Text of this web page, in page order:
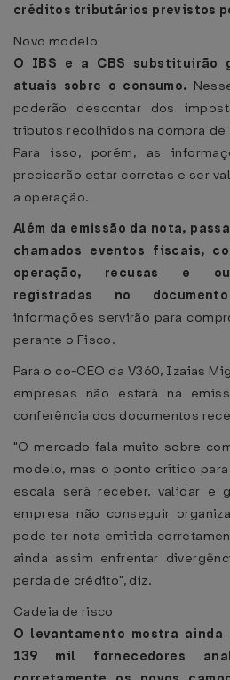
créditos tributários previstos
Novo modelo
O IBS e a CBS substituirão
atuais sobre o consumo.
poderão descontar dos
tributos recolhidos na compra
Para isso, porém, as
precisarão estar corretas e ser
a operação.
Além da emissão da nota,
chamados eventos fiscais,
operação, recusas e
registradas no
informações servirão para
perante o Fisco.
Para o co-CEO da V360, Izaias
empresas não estará na
conferência dos documentos
"O mercado fala muito sobre
modelo, mas o ponto crítico
escala será receber, validar e
empresa não conseguir
pode ter nota emitida
ainda assim enfrentar
perda de crédito", diz.
Cadeia de risco
O levantamento mostra ainda
139 mil fornecedores